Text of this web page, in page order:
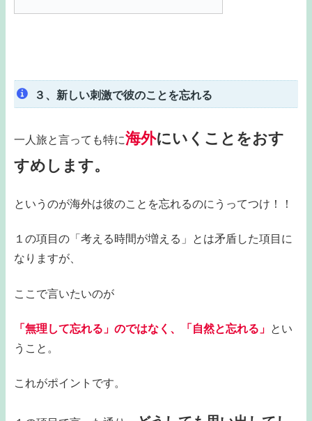
３、新しい刺激で彼のことを忘れる
一人旅と言っても特に海外にいくことをおす
すめします。
というのが海外は彼のことを忘れるのにうってつけ！！
１の項目の「考える時間が増える」とは矛盾した項目に
なりますが、
ここで言いたいのが
「無理して忘れる」のではなく、「自然と忘れる」 とい
うこと。
これがポイントです。